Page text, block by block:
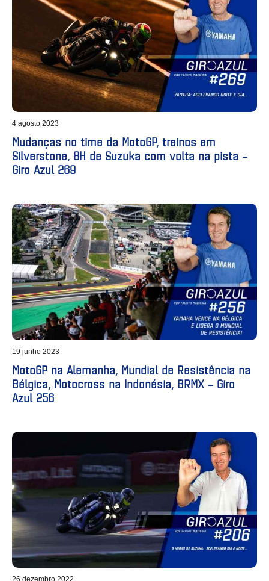
4 agosto 2023
Mudanças no time da MotoGP, treinos em
Silverstone, 8H de Suzuka com volta na pista –
Giro Azul 269
19 junho 2023
MotoGP na Alemanha, Mundial de Resistência na
Bélgica, Motocross na Indonésia, BRMX – Giro
Azul 256
26 dezembro 2022